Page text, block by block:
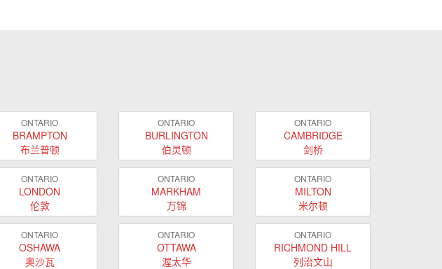
ONTARIO
BRAMPTON
布兰普顿
ONTARIO
BURLINGTON
伯灵顿
ONTARIO
CAMBRIDGE
剑桥
ONTARIO
LONDON
伦敦
ONTARIO
MARKHAM
万锦
ONTARIO
MILTON
米尔顿
ONTARIO
OSHAWA
奥沙瓦
ONTARIO
OTTAWA
渥太华
ONTARIO
RICHMOND HILL
列治文山